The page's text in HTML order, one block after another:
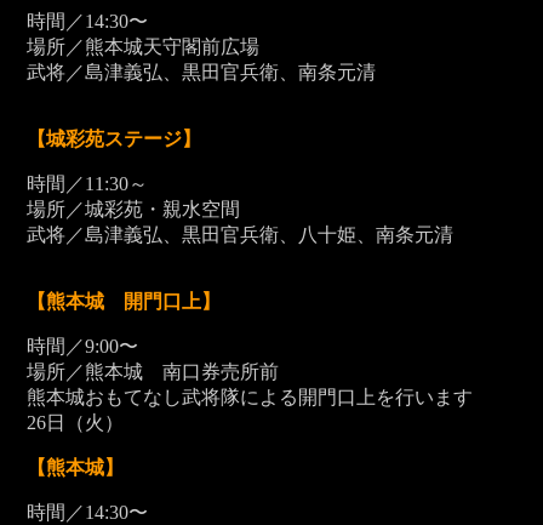
時間／14:30〜
場所／熊本城天守閣前広場
武将／島津義弘、黒田官兵衛、南条元清
【城彩苑ステージ】
時間／11:30～
場所／城彩苑・親水空間
武将／島津義弘、黒田官兵衛、八十姫、南条元清
【熊本城 開門口上】
時間／9:00〜
場所／熊本城 南口券売所前
熊本城おもてなし武将隊による開門口上を行います
26日（火）
【熊本城】
時間／14:30〜